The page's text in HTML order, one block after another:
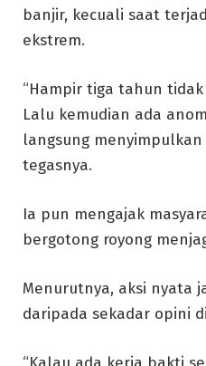
banjir, kecuali saat
ekstrem.
“Hampir tiga tahun
Lalu kemudian ada
langsung menyimpulkan
tegasnya.
Ia pun mengajak
bergotong royong
Menurutnya, aksi nyata
daripada sekadar opini